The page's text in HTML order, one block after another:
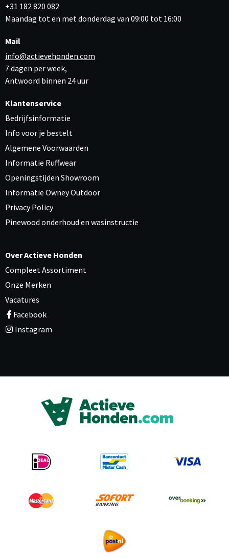
+31 182 820 082
Maandag tot en met donderdag van 09:00 tot 16:00
Mail
info@actievehonden.com
7 dagen per week,
Antwoord binnen 24 uur
Klantenservice
Bedrijfsinformatie
Info voor je bestelt
Algemene Voorwaarden
Informatie Ruffwear
Openingstijden Showroom
Informatie Owney Outdoor
Privacy Policy
Pinewood onderhoud en wasinstructie
Over Actieve Honden
Compleet Assortiment
Onze Merken
Vacatures
Facebook
Instagram